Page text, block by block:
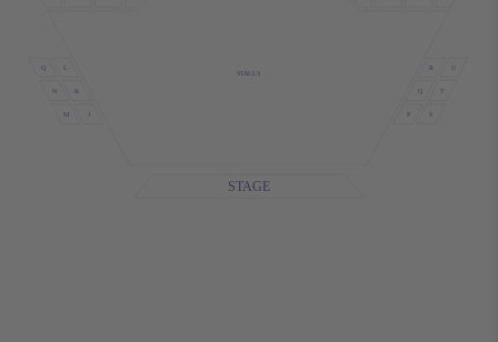
STALLS
Q
N
M J
K
S
P
Q
R U
T
STAGE